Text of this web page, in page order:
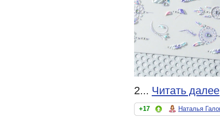
2... Читать далее
+17 Наталья